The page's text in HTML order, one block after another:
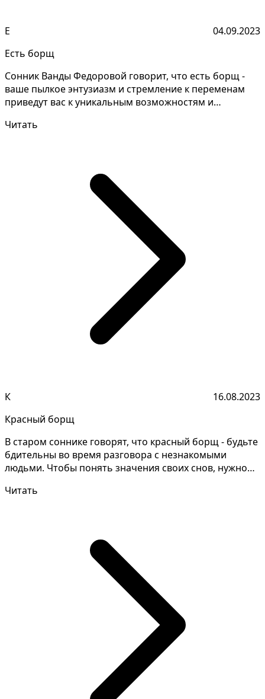
Е
04.09.2023
Есть борщ
Сонник Ванды Федоровой говорит, что есть борщ -
ваше пылкое энтузиазм и стремление к переменам
приведут вас к уникальным возможностям и
Читать
К
16.08.2023
Красный борщ
В старом соннике говорят, что красный борщ - будьте
бдительны во время разговора с незнакомыми
людьми. Чтобы понять значения своих снов, нужно
Читать